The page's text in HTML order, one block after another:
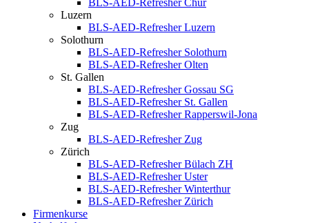
BLS-AED-Refresher Chur
Luzern
BLS-AED-Refresher Luzern
Solothurn
BLS-AED-Refresher Solothurn
BLS-AED-Refresher Olten
St. Gallen
BLS-AED-Refresher Gossau SG
BLS-AED-Refresher St. Gallen
BLS-AED-Refresher Rapperswil-Jona
Zug
BLS-AED-Refresher Zug
Zürich
BLS-AED-Refresher Bülach ZH
BLS-AED-Refresher Uster
BLS-AED-Refresher Winterthur
BLS-AED-Refresher Zürich
Firmenkurse